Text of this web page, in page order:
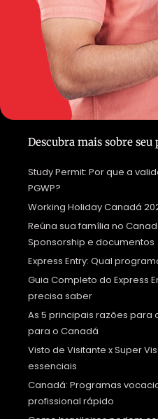
Descubra mais sobre
Study Permit: Por que a
PGWP?
Working Holiday Canadá
Reúna sua família no
Sponsorship e documentos
Express Entry: Qual
Guia Completo do Express
precisa saber
As 5 principais razões
para o Canadá
Visto de Visitante x Super
essenciais
Canadá: Programas
profissional rápido